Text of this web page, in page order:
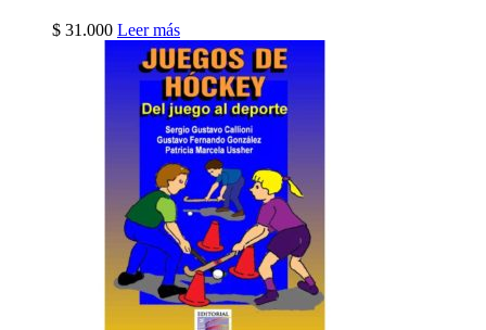
$ 31.000 Leer más